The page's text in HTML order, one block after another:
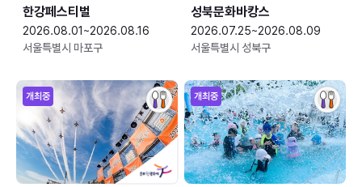
한강페스티벌
2026.08.01~2026.08.16
서울특별시 마포구
성북문화바캉스
2026.07.25~2026.08.09
서울특별시 성북구
개최중 개최중